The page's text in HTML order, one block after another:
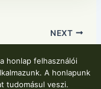
NEXT
honlap felhasználói
A honlapunk
tudomásul veszi.